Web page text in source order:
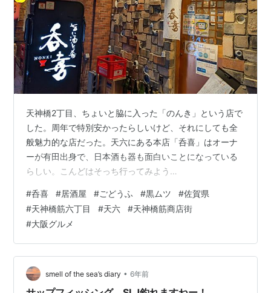
天神橋2丁目、ちょいと脇に入った「のんき」という店で
した。周年で特別安かったらしいけど、それにしても全
般魅力的な店だった。天六にある本店「呑喜」はオーナ
ーが有田出身で、日本酒も器も面白いことになっている
らしい。こんどはそっち行ってみよう
2021年12月21日 年内にもっかい大阪に行きたいなーでも
厳しいかなーと思ってたらサクッとあがれそうな日があ
ったのでまた「れだん」に行くか違う店にしようか考え
てたらこのツイートです。というわけで勝手に在華坊シ
リーズ第何弾か知らんけど今回は「のんき」ではなく天
神橋筋六丁目…
#呑喜 #居酒屋 #ごどうふ #黒ムツ #佐賀県
#天神橋筋六丁目 #天六 #天神橋筋商店街
#大阪グルメ
smell of the sea’s diary • 6年前